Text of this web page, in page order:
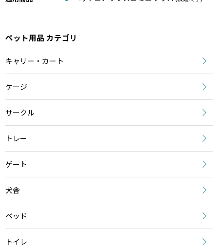
ペット用品 カテゴリ
キャリー・カート
ケージ
サークル
トレー
ゲート
犬舎
ベッド
トイレ